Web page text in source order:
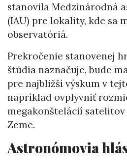
stanovila Medzinárodná
(IAU) pre lokality, kde sa
observatóriá.
Prekročenie stanovenej
štúdia naznačuje, bude
pre najbližší výskum v
napríklad ovplyvniť
megakonštelácií satelitov
Zeme.
Astronómovia